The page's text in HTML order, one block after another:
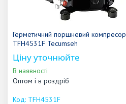
Герметичний поршневий компресор
TFH4531F Tecumseh
Ціну уточнюйте
В наявності
Оптом і в роздріб
TFH4531F